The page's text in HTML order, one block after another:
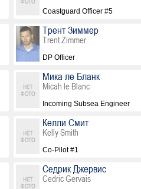
Coastguard Officer #5
Трент Зиммер
Trent Zimmer
DP Officer
Мика ле Бланк
Micah le Blanc
Incoming Subsea Engineer
Келли Смит
Kelly Smith
Co-Pilot #1
Седрик Джервис
Cedric Gervais